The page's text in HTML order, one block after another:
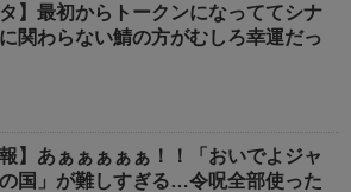
タ】最初からトークンになっててシナ
関わらない鯖の方がむしろ幸運だっ
報】あぁぁぁぁぁ！！「おいでよジャ
国」が難しすぎる…令呪全部使った